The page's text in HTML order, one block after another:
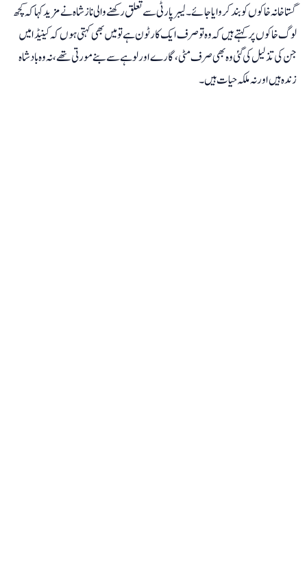
گستاخانہ خاکوں کو بند کروایا جائے۔ لیبر پارٹی سے تعلق رکھنے والی ناز شاہ نے مزید کہا کہ کچھ
لوگ خاکوں پر کہتے ہیں کہ وہ تو صرف ایک کارٹون ہے تو میں بھی کہتی ہوں کہ کینیڈا میں
جن کی تذلیل کی گئی وہ بھی صرف مٹی، گارے اور لوہے سے بنے مورتی تھے، نہ وہ بادشاہ
زندہ ہیں اور نہ ملکہ حیات ہیں۔